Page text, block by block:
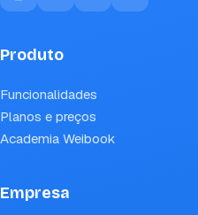
Produto
Funcionalidades
Planos e preços
Academia Weibook
Empresa